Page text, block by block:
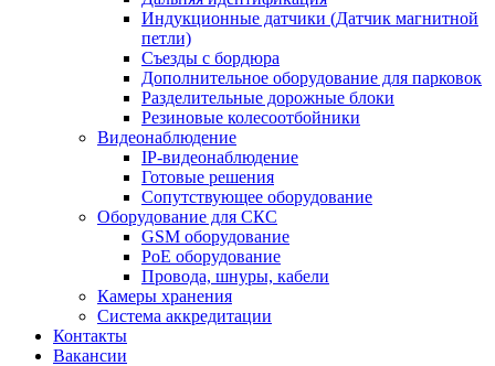
Индукционные датчики (Датчик магнитной
петли)
Съезды с бордюра
Дополнительное оборудование для парковок
Разделительные дорожные блоки
Резиновые колесоотбойники
Видеонаблюдение
IP-видеонаблюдение
Готовые решения
Сопутствующее оборудование
Оборудование для СКС
GSM оборудование
PoE оборудование
Провода, шнуры, кабели
Камеры хранения
Система аккредитации
Контакты
Вакансии